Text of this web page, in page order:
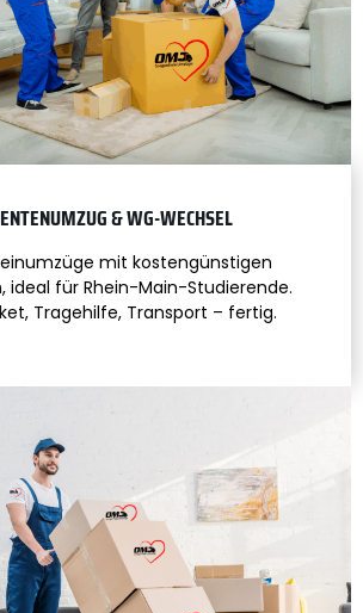
& WG-WECHSEL
mit kostengünstigen
ideal für Rhein-Main-Studierende.
Tragehilfe, Transport – fertig.